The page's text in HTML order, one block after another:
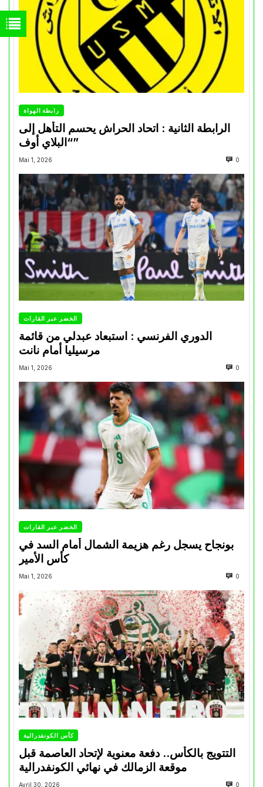
رابطة الهواة
الرابطة الثانية : اتحاد الحراش يحسم التأهل إلى
“البلاي أوف”
Mai 1, 2026 0
الخضر عبر القارات
الدوري الفرنسي : استبعاد عبدلي من قائمة
مرسيليا أمام نانت
Mai 1, 2026 0
الخضر عبر القارات
بونجاح يسجل رغم هزيمة الشمال أمام السد في
كأس الأمير
Mai 1, 2026 0
كأس الكونفدرالية
التتويج بالكأس.. دفعة معنوية لإتحاد العاصمة قبل
موقعة الزمالك في نهائي الكونفدرالية
Avril 30, 2026 0